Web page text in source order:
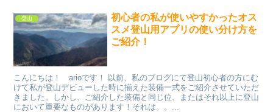
登山
初心者の私が使いやすかったオス
スメ登山用アプリの使い分け方を
ご紹介！
こんにちは！ arioです！ 以前、私のブログにて登山初心者の方にむ
けて私が登山デビューした時に揃えた装備一式をご紹介させていただ
きました。しかし、ご紹介した装備と同じ位、またはそれ以上に登山
において重要なものがあります！それは。。...